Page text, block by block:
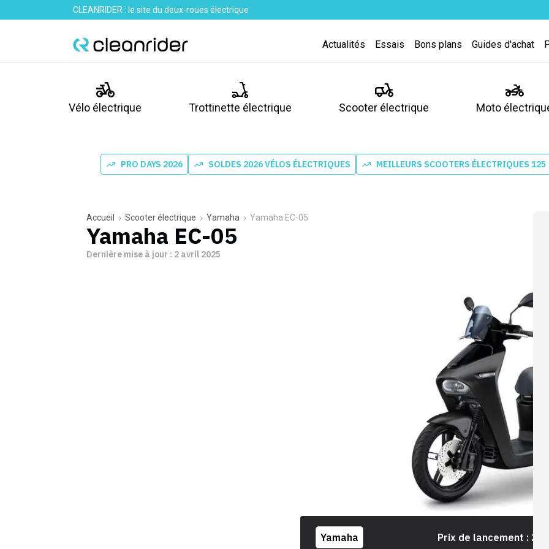
CLEANRIDER : le site du deux-roues électrique
Actualités Essais Bons plans Guides d'achat
Vélo électrique Trottinette électrique Scooter électrique Moto
PRO DAYS 2026 SOLDES 2026 VÉLOS ÉLECTRIQUES MEILLEURS SCOOTERS ÉLECTRIQUES 125
Accueil Scooter électrique Yamaha Yamaha EC-05
Yamaha EC-05
Dernière mise à jour : 2 avril 2025
Yamaha Prix de lancement : 2